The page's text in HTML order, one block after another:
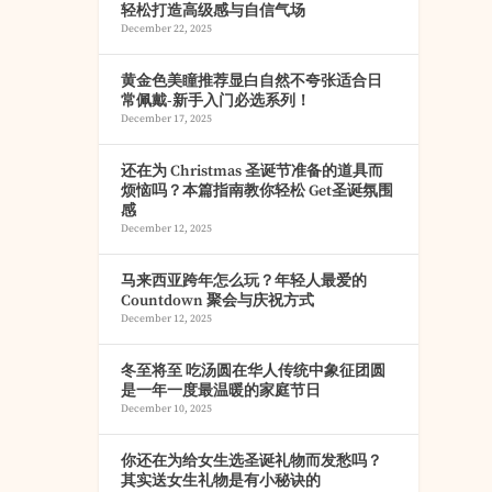
轻松打造高级感与自信气场
December 22, 2025
黄金色美瞳推荐显白自然不夸张适合日
常佩戴-新手入门必选系列！
December 17, 2025
还在为 Christmas 圣诞节准备的道具而
烦恼吗？本篇指南教你轻松 Get圣诞氛围
感
December 12, 2025
马来西亚跨年怎么玩？年轻人最爱的
Countdown 聚会与庆祝方式
December 12, 2025
冬至将至 吃汤圆在华人传统中象征团圆
是一年一度最温暖的家庭节日
December 10, 2025
你还在为给女生选圣诞礼物而发愁吗？
其实送女生礼物是有小秘诀的